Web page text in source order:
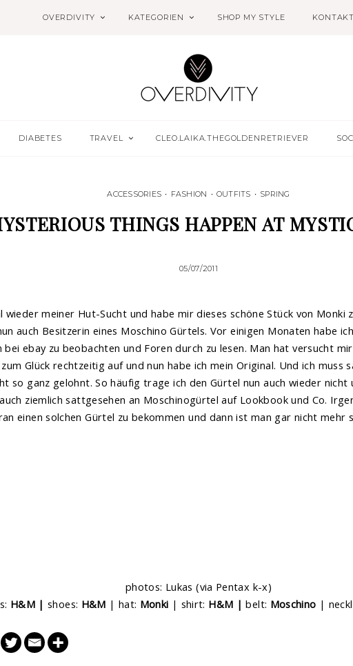
OVERDIVITY KATEGORIEN SHOP MY STYLE
DIABETES TRAVEL CLEO.LAIKA.THEGOLDENRETRIEVER
ACCESSORIES • FASHION • OUTFITS • SPRING
THINGS HAPPEN AT
05/07/2011
wieder meiner Hut-Sucht und habe mir dieses schöne Stück von Monki
auch Besitzerin eines Moschino Gürtels. Vor einigen Monaten habe
bei ebay zu beobachten und Foren durch zu lesen. Man hat versucht
Glück rechtzeitig auf und nun habe ich mein Original. Und ich muss
so ganz gelohnt. So häufig trage ich den Gürtel nun auch wieder nicht
ziemlich sattgesehen an Moschinogürtel auf Lookbook und Co.
einen solchen Gürtel zu bekommen und dann ist man gar nicht
photos: Lukas (via Pentax k-x)
H&M |shoes: H&M | hat: Monki | shirt: H&M |belt: Moschino |